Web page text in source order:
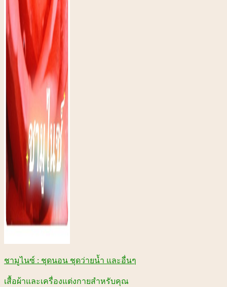
ชามูไนซ์ : ชุดนอน ชุดว่ายน้ำ และอื่นๆ
เสื้อผ้าและเครื่องแต่งกายสำหรับคุณ